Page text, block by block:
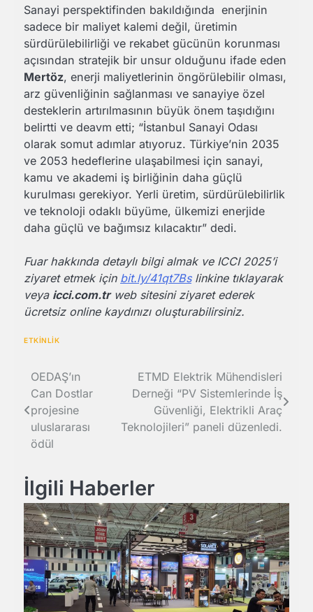
Sanayi perspektifinden bakıldığında enerjinin
sadece bir maliyet kalemi değil, üretimin
sürdürülebilirliği ve rekabet gücünün korunması
açısından stratejik bir unsur olduğunu ifade eden
Mertöz, enerji maliyetlerinin öngörülebilir olması,
arz güvenliğinin sağlanması ve sanayiye özel
desteklerin artırılmasının büyük önem taşıdığını
belirtti ve deavm etti; “İstanbul Sanayi Odası
olarak somut adımlar atıyoruz. Türkiye’nin 2035
ve 2053 hedeflerine ulaşabilmesi için sanayi,
kamu ve akademi iş birliğinin daha güçlü
kurulması gerekiyor. Yerli üretim, sürdürülebilirlik
ve teknoloji odaklı büyüme, ülkemizi enerjide
daha güçlü ve bağımsız kılacaktır” dedi.
Fuar hakkında detaylı bilgi almak ve ICCI 2025’i
ziyaret etmek için bit.ly/41qt7Bslinkine tıklayarak
veya icci.com.trweb sitesini ziyaret ederek
ücretsiz online kaydınızı oluşturabilirsiniz.
ETKİNLİK
Yazı
gezinmesi
OEDAŞ’ın
Can Dostlar
projesine
uluslararası
ödül
ETMD Elektrik Mühendisleri
Derneği “PV Sistemlerinde İş
Güvenliği, Elektrikli Araç
Teknolojileri” paneli düzenledi.
İlgili Haberler